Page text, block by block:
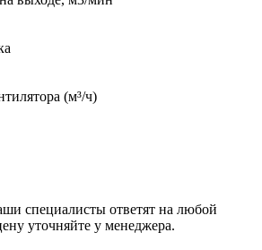
(м³/ч)
специалисты ответят на любой
уточняйте у менеджера.